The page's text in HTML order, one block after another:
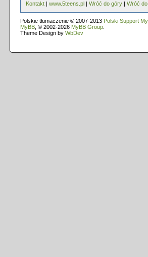
Kontakt | www.5teens.pl | Wróć do góry | Wróć
Polskie tłumaczenie © 2007-2013 Polski Support
MyBB , © 2002-2026 MyBB Group
Theme Design by WbDev